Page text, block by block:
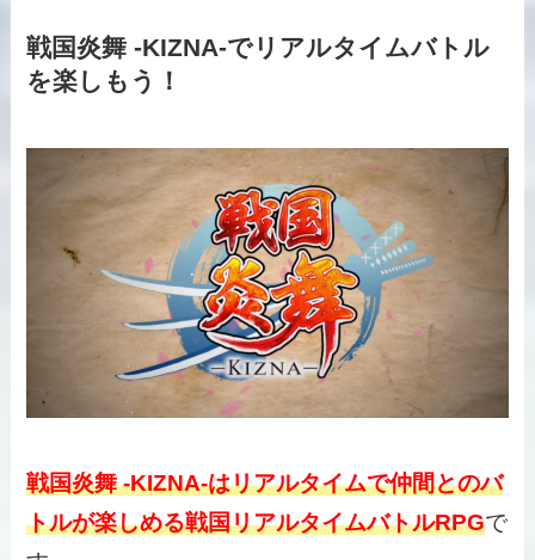
戦国炎舞 -KIZNA-でリアルタイムバトル
を楽しもう！
戦国炎舞 -KIZNA-はリアルタイムで仲間とのバ
トルが楽しめる戦国リアルタイムバトルRPGで